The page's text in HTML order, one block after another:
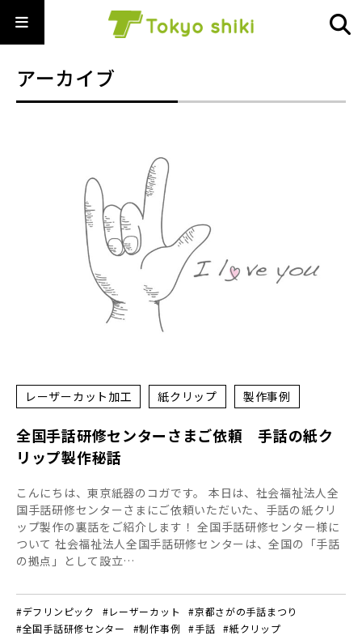
アーカイブ
レーザーカット加工 紙クリップ 製作事例
全国手話研修センターさまご依頼 手話の紙ク
リップ製作秘話
こんにちは、東京紙器のコガです。 本日は、社会福祉法人全
国手話研修センターさまにご依頼いただいた、手話の紙クリ
ップ製作の裏話をご紹介します！ 全国手話研修センター様に
ついて 社会福祉法人全国手話研修センターは、全国の「手話
の拠点」として設立…
#デフリンピック #レーザーカット
#京都さがの手話まつり
#全国手話研修センター
#制作事例 #手話
#紙クリップ